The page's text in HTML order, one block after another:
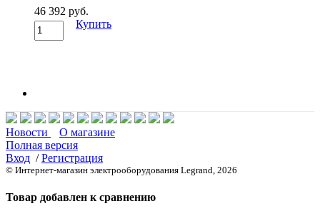
46 392 руб.
Купить
Новости
О магазине
Полная версия
Вход /Регистрация
© Интернет-магазин электрооборудования Legrand, 2026
Товар добавлен к сравнению